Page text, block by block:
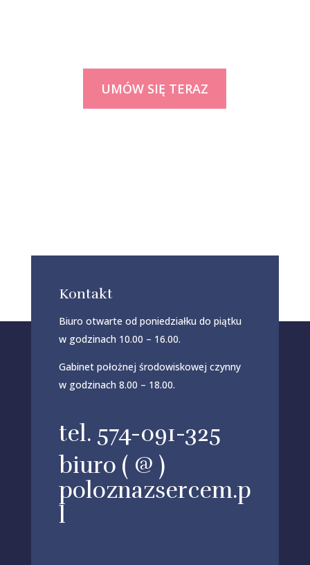
UMÓW SIĘ TERAZ
Kontakt
Biuro otwarte od poniedziałku do piątku
w godzinach 10.00 – 16.00.
Gabinet położnej środowiskowej czynny
w godzinach 8.00 – 18.00.
tel. 574-091-325
biuro ( @ )
poloznazsercem.p
l